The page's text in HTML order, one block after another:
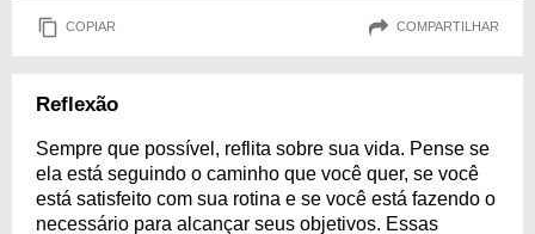
COPIAR COMPARTILHAR
Reflexão
Sempre que possível, reflita sobre sua vida. Pense se
ela está seguindo o caminho que você quer, se você
está satisfeito com sua rotina e se você está fazendo o
necessário para alcançar seus objetivos. Essas